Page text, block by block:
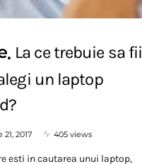
La ce trebuie sa fii
un laptop
21, 2017 405 views
esti in cautarea unui laptop,